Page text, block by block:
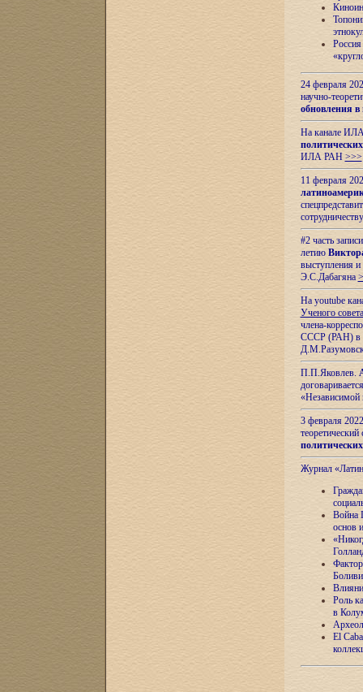
24 февраля
научно-
обновления в
На канале
ИЛА РАН >>>
11 февраля
#2 часть
летию
выступления
Э.С.Дабагяна
На youtube
Ученого
члена-
СССР (РАН) в
П.П.Яковлев.
«Независимой
3 февраля
теоретический
Журнал
Война
основ
Роль
в
El